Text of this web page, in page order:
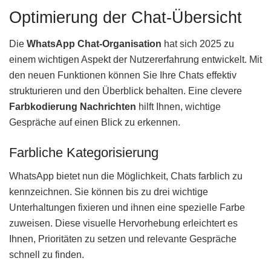
Optimierung der Chat-Übersicht
Die WhatsApp Chat-Organisation hat sich 2025 zu
einem wichtigen Aspekt der Nutzererfahrung entwickelt. Mit
den neuen Funktionen können Sie Ihre Chats effektiv
strukturieren und den Überblick behalten. Eine clevere
Farbkodierung Nachrichten hilft Ihnen, wichtige
Gespräche auf einen Blick zu erkennen.
Farbliche Kategorisierung
WhatsApp bietet nun die Möglichkeit, Chats farblich zu
kennzeichnen. Sie können bis zu drei wichtige
Unterhaltungen fixieren und ihnen eine spezielle Farbe
zuweisen. Diese visuelle Hervorhebung erleichtert es
Ihnen, Prioritäten zu setzen und relevante Gespräche
schnell zu finden.